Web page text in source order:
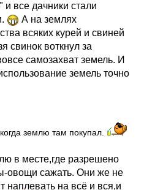
и все дачники стали
А на землях
всяких курей и свиней
свинок воткнул за
самозахват земель. И
земель точно
землю там покупал.
в месте,где разрешено
овощи сажать. Они же не
наплевать на всё и вся,и